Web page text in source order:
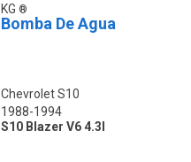
KG
Bomba De Agua
Chevrolet S10
1988-1994
S10 Blazer V6 4.3l